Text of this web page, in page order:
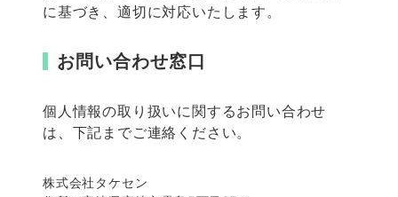
に基づき、適切に対応いたします。
お問い合わせ窓口
個人情報の取り扱いに関するお問い合わせ
は、下記までご連絡ください。
株式会社タケセン